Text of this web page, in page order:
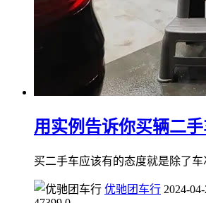
用实例告诉你买辆二
买二手车应该有的态度就是除了
优驰团车行 2024-